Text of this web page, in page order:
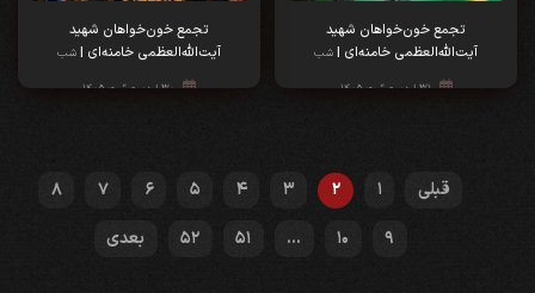
تجمع خون‌خواهان شهید
آیت‌الله‌العظمی خامنه‌ای | شب
۳۱ اردیبهشت ۱۴۰۵
تجمع خون‌خواهان شهید
آیت‌الله‌العظمی خامنه‌ای | شب
۳۰ اردیبهشت ۱۴۰۵
قبلی 1
2
3
4
5
6
7
8
9
10
...
51
52 بعدی